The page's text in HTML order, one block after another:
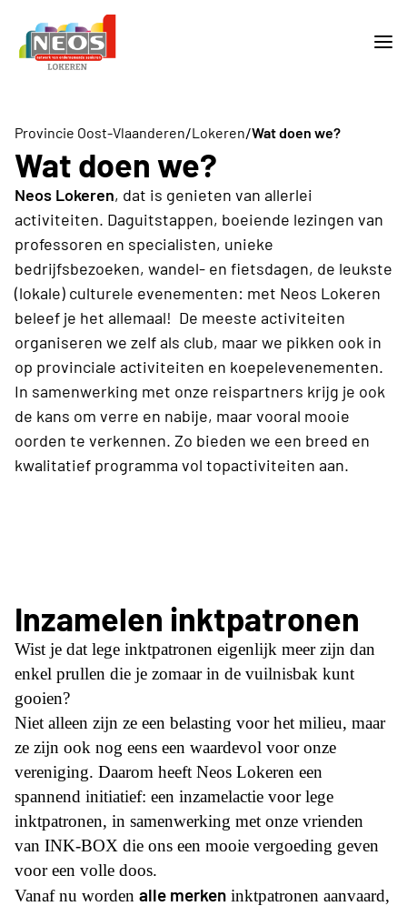
Provincie Oost-Vlaanderen/Lokeren/Wat doen we?
Wat doen we?
Neos Lokeren, dat is genieten van allerlei
activiteiten. Daguitstappen, boeiende lezingen van
professoren en specialisten, unieke
bedrijfsbezoeken, wandel- en fietsdagen, de leukste
(lokale) culturele evenementen: met Neos Lokeren
beleef je het allemaal! De meeste activiteiten
organiseren we zelf als club, maar we pikken ook in
op provinciale activiteiten en koepelevenementen.
In samenwerking met onze reispartners krijg je ook
de kans om verre en nabije, maar vooral mooie
oorden te verkennen. Zo bieden we een breed en
kwalitatief programma vol topactiviteiten aan.
Inzamelen inktpatronen
Wist je dat lege inktpatronen eigenlijk meer zijn dan
enkel prullen die je zomaar in de vuilnisbak kunt
gooien?
Niet alleen zijn ze een belasting voor het milieu, maar
ze zijn ook nog eens een waardevol voor onze
vereniging. Daarom heeft Neos Lokeren een
spannend initiatief: een inzamelactie voor lege
inktpatronen, in samenwerking met onze vrienden
van INK-BOX die ons een mooie vergoeding geven
voor een volle doos.
Vanaf nu worden alle merken inktpatronen aanvaard,